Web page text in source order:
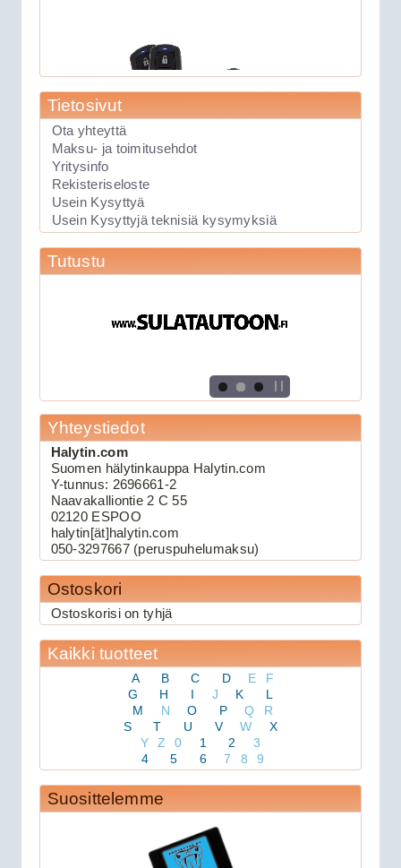
Laite soveltuu KAIKK...
Keskuslukituksen kauko-ohjauslaite
Keskuslukituksen kau...
Viper 3105V autohälytin
159.00€
Viper 3105V on 1-suu...
Avital 3305L autohälytin
Tietosivut
Ota yhteyttä
Maksu- ja toimitusehdot
Yritysinfo
Rekisteriseloste
Usein Kysyttyä
Usein Kysyttyjä teknisiä kysymyksiä
Tutustu
Yhteystiedot
Halytin.com
Suomen hälytinkauppa Halytin.com
Y-tunnus: 2696661-2
Naavakalliontie 2 C 55
02120 ESPOO
halytin[ät]halytin.com
050-3297667 (peruspuhelumaksu)
Ostoskori
Ostoskorisi on tyhjä
Kaikki tuotteet
A B C D E
F
G
H I J K
L
M
N O P Q
R
S
T U V W
X
Y
Z 0 1 2
3
4
5 6 7 8 9
Suosittelemme